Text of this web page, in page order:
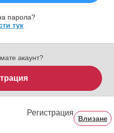
парола?
тук
акаунт?
Регистрация
Влизане